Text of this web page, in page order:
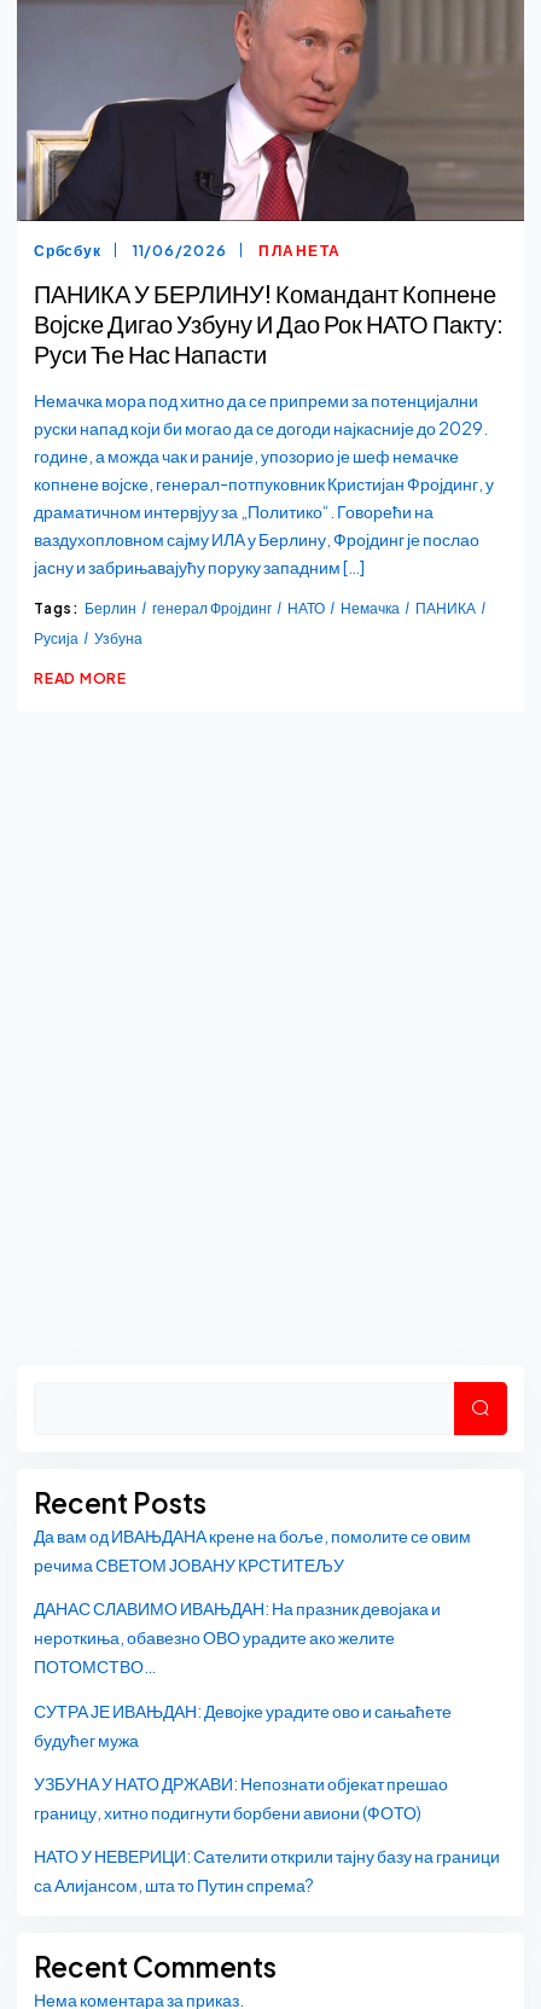
Србсбук 11/06/2026 ПЛАНЕТА
ПАНИКА У БЕРЛИНУ! Командант Копнене
Војске Дигао Узбуну И Дао Рок НАТО Пакту:
Руси Ће Нас Напасти
Немачка мора под хитно да се припреми за потенцијални
руски напад који би могао да се догоди најкасније до 2029.
године, а можда чак и раније, упозорио је шеф немачке
копнене војске, генерал-потпуковник Кристијан Фројдинг, у
драматичном интервјуу за „Политико“. Говорећи на
ваздухопловном сајму ИЛА у Берлину, Фројдинг је послао
јасну и забрињавајућу поруку западним […]
Tags: Берлин генерал Фројдинг НАТО Немачка
ПАНИКА
Русија
Узбуна
READ MORE
Recent Posts
Да вам од ИВАЊДАНА крене на боље, помолите се овим
речима СВЕТОМ ЈОВАНУ КРСТИТЕЉУ
ДАНАС СЛАВИМО ИВАЊДАН: На празник девојака и
нероткиња, обавезно ОВО урадите ако желите
ПОТОМСТВО…
СУТРА ЈЕ ИВАЊДАН: Девојке урадите ово и сањаћете
будућег мужа
УЗБУНА У НАТО ДРЖАВИ: Непознати објекат прешао
границу, хитно подигнути борбени авиони (ФОТО)
НАТО У НЕВЕРИЦИ: Сателити открили тајну базу на граници
са Алијансом, шта то Путин спрема?
Recent Comments
Нема коментара за приказ.